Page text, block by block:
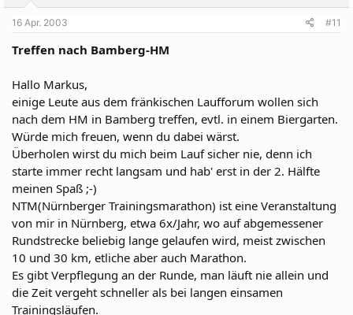
16 Apr. 2003 #11
Treffen nach Bamberg-HM
Hallo Markus,
einige Leute aus dem fränkischen Laufforum wollen sich
nach dem HM in Bamberg treffen, evtl. in einem Biergarten.
Würde mich freuen, wenn du dabei wärst.
Überholen wirst du mich beim Lauf sicher nie, denn ich
starte immer recht langsam und hab' erst in der 2. Hälfte
meinen Spaß ;-)
NTM(Nürnberger Trainingsmarathon) ist eine Veranstaltung
von mir in Nürnberg, etwa 6x/Jahr, wo auf abgemessener
Rundstrecke beliebig lange gelaufen wird, meist zwischen
10 und 30 km, etliche aber auch Marathon.
Es gibt Verpflegung an der Runde, man läuft nie allein und
die Zeit vergeht schneller als bei langen einsamen
Trainingsläufen.